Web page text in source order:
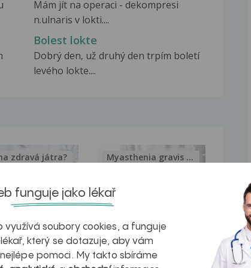
Mám jít na operaci - dekompresi
n.ulnaris v lokti....
Bolest lokte
Dobrý den, už druhý den trpím boletí
levého lokte....
v datech a
zdravá játra?
Inovativní
léčba
Myasthenia gravis – vše, co...
funguje jako lékař
využívá soubory cookies, a funguje
který se dotazuje, aby vám
pomoci. My takto sbíráme